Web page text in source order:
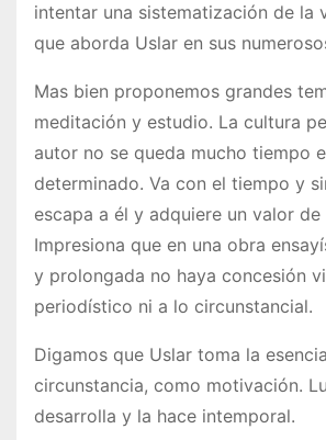
intentar una sistematización de la
que aborda Uslar en sus
Mas bien proponemos grandes
meditación y estudio. La cultura
autor no se queda mucho tiempo
determinado. Va con el tiempo y
escapa a él y adquiere un valor de
Impresiona que en una obra
y prolongada no haya concesión
periodístico ni a lo circunstancial.
Digamos que Uslar toma la
circunstancia, como motivación.
desarrolla y la hace intemporal.